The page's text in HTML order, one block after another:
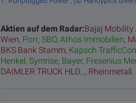
Aktien auf dem Radar:Bajaj Mobility
Wien, Porr, SBO, Athos Immobilien,
BKS Bank Stamm, Kapsch
Henkel, Symrise, Bayer, Fresenius
DAIMLER TRUCK HLD... , Rheinmetall